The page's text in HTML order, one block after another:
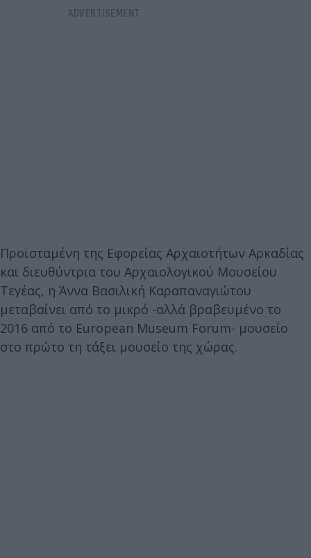
Προϊσταμένη της Εφορείας Αρχαιοτήτων Αρκαδίας
και διευθύντρια του Αρχαιολογικού Μουσείου
Τεγέας, η Άννα Βασιλική Καραπαναγιώτου
μεταβαίνει από το μικρό -αλλά βραβευμένο το
2016 από το European Museum Forum- μουσείο
στο πρώτο τη τάξει μουσείο της χώρας.